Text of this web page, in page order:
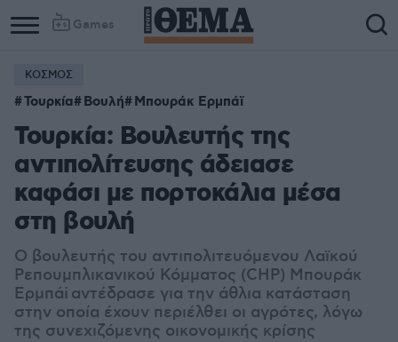
Games
ΚΟΣΜΟΣ
Τουρκία Βουλή Μπουράκ Ερμπάϊ
Τουρκία: Βουλευτής της
αντιπολίτευσης άδειασε
καφάσι με πορτοκάλια μέσα
στη βουλή
O βουλευτής του αντιπολιτευόμενου Λαϊκού
Ρεπουμπλικανικού Κόμματος (CHP) Μπουράκ
Ερμπάi αντέδρασε για την άθλια κατάσταση
στην οποία έχουν περιέλθει οι αγρότες, λόγω
της συνεχιζόμενης οικονομικής κρίσης